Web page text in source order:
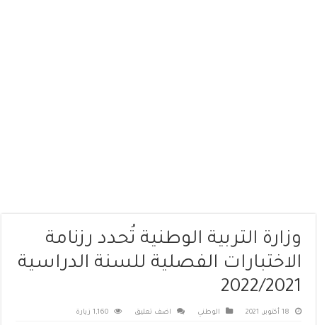
وزارة التربية الوطنية تُحدد رزنامة
الاختبارات الفصلية للسنة الدراسية
2022/2021
18 أكتوبر، 2021 الوطني اضف تعليق 1,160 زيارة